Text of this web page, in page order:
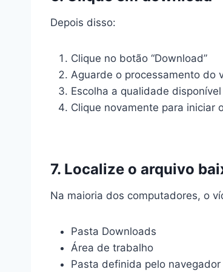
Depois disso:
Clique no botão “Download”
Aguarde o processamento do
Escolha a qualidade
Clique novamente para iniciar
7. Localize o arquivo
Na maioria dos computadores, o
Pasta Downloads
Área de trabalho
Pasta definida pelo navegador